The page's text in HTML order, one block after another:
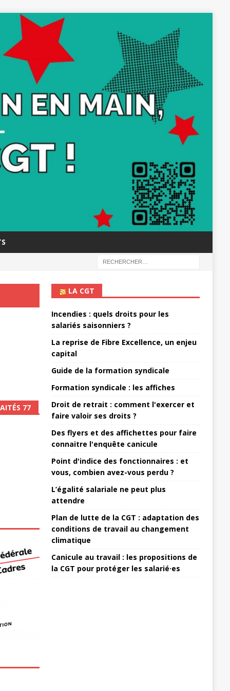
77
LA CGT
Incendies : quels droits pour les
salariés saisonniers ?
La reprise de Fibre Excellence, un enjeu
capital
Guide de la formation syndicale
Formation syndicale : les affiches
Droit de retrait : comment l'exercer et
faire valoir ses droits ?
Des flyers et des affichettes pour faire
connaitre l'enquête canicule
Point d'indice des fonctionnaires : et
vous, combien avez-vous perdu ?
L’égalité salariale ne peut plus
attendre
Plan de lutte de la CGT : adaptation des
conditions de travail au changement
climatique
Canicule au travail : les propositions de
la CGT pour protéger les salarié·es